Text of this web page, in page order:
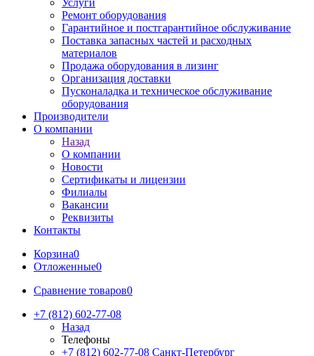
Услуги
Ремонт оборудования
Гарантийное и постгарантийное обслуживание
Поставка запасных частей и расходных
материалов
Продажа оборудования в лизинг
Организация доставки
Пусконаладка и техническое обслуживание
оборудования
Производители
О компании
Назад
О компании
Новости
Сертификаты и лицензии
Филиалы
Вакансии
Реквизиты
Контакты
Корзина0
Отложенные0
Сравнение товаров0
+7 (812) 602-77-08
Назад
Телефоны
+7 (812) 602-77-08 Санкт-Петербург